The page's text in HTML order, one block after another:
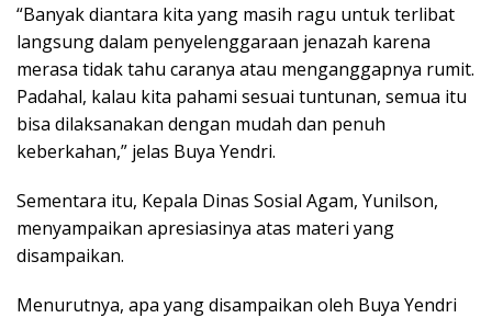
“Banyak diantara kita yang masih ragu untuk terlibat
langsung dalam penyelenggaraan jenazah karena
merasa tidak tahu caranya atau menganggapnya rumit.
Padahal, kalau kita pahami sesuai tuntunan, semua itu
bisa dilaksanakan dengan mudah dan penuh
keberkahan,” jelas Buya Yendri.
Sementara itu, Kepala Dinas Sosial Agam, Yunilson,
menyampaikan apresiasinya atas materi yang
disampaikan.
Menurutnya, apa yang disampaikan oleh Buya Yendri